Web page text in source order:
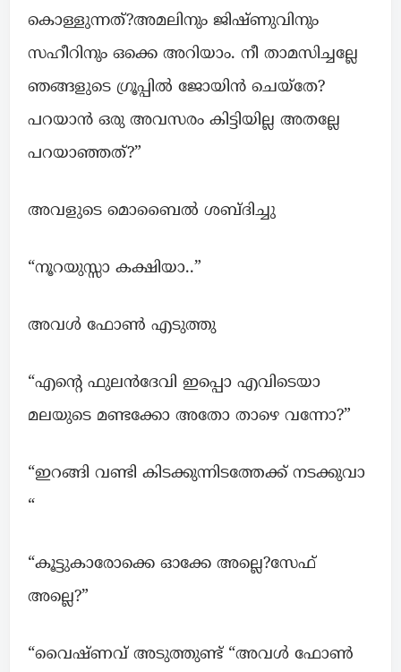
കൊള്ളുന്നത്?അമലിനും ജിഷ്ണുവിനും
സഹീറിനും ഒക്കെ അറിയാം. നീ താമസിച്ചല്ലേ
ഞങ്ങളുടെ ഗ്രൂപ്പിൽ ജോയിൻ ചെയ്തേ?
പറയാൻ ഒരു അവസരം കിട്ടിയില്ല അതല്ലേ
പറയാഞ്ഞത്?”
അവളുടെ മൊബൈൽ ശബ്ദിച്ചു
“നൂറയുസ്സാ കക്ഷിയാ..”
അവൾ ഫോൺ എടുത്തു
“എന്റെ ഫുലൻദേവി ഇപ്പൊ എവിടെയാ
മലയുടെ മണ്ടക്കോ അതോ താഴെ വന്നോ?”
“ഇറങ്ങി വണ്ടി കിടക്കുന്നിടത്തേക്ക് നടക്കുവാ
“
“കൂട്ടുകാരോക്കെ ഓക്കേ അല്ലെ?സേഫ്
അല്ലെ?”
“വൈഷ്ണവ് അടുത്തുണ്ട് “അവൾ ഫോൺ